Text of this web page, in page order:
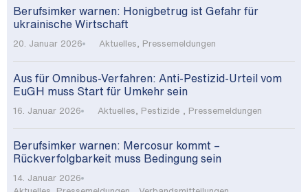
Berufsimker warnen: Honigbetrug ist Gefahr für
ukrainische Wirtschaft
20. Januar 2026 Aktuelles Pressemeldungen
Aus für Omnibus-Verfahren: Anti-Pestizid-Urteil vom
EuGH muss Start für Umkehr sein
16. Januar 2026 Aktuelles Pestizide Pressemeldungen
Berufsimker warnen: Mercosur kommt –
Rückverfolgbarkeit muss Bedingung sein
14. Januar 2026